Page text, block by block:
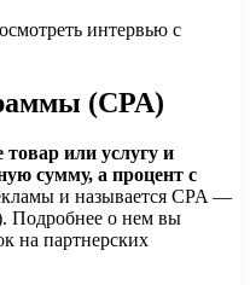
интервью с
(CPA)
или услугу и
сумму, а процент с
и называется CPA —
Подробнее о нем вы
на партнерских